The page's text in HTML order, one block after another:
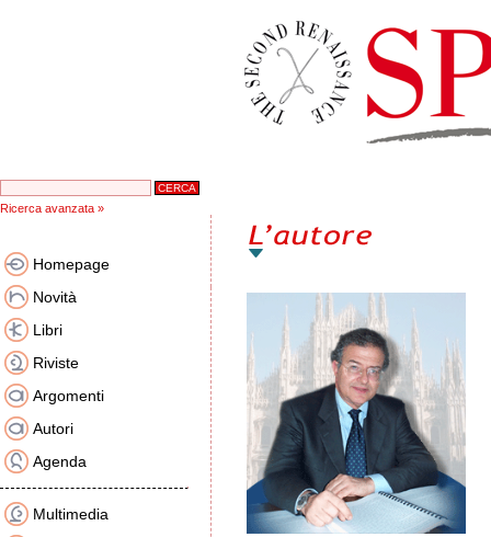
Ricerca avanzata »
Homepage
Novità
Libri
Riviste
Argomenti
Autori
Agenda
Multimedia